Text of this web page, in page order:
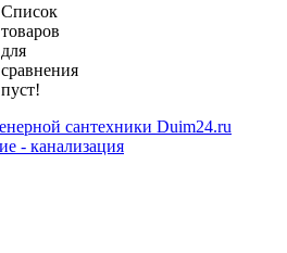
Список
товаров
для
сравнения
пуст!
- канализация